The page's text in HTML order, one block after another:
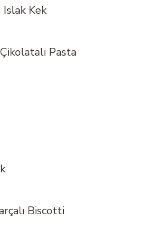
Kek
Pasta
Biscotti